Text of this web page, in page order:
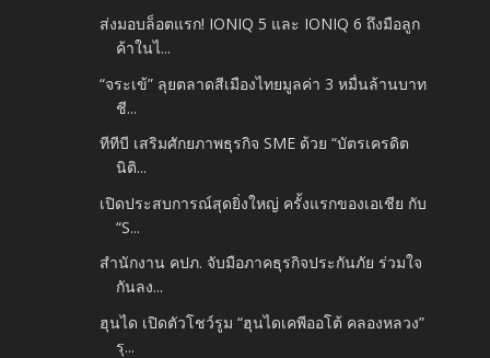
ส่งมอบล็อตแรก! IONIQ 5 และ IONIQ 6 ถึงมือลูก
ค้าในไ...
“จระเข้” ลุยตลาดสีเมืองไทยมูลค่า 3 หมื่นล้านบาท
ชี...
ทีทีบี เสริมศักยภาพธุรกิจ SME ด้วย “บัตรเครดิต
นิติ...
เปิดประสบการณ์สุดยิ่งใหญ่ ครั้งแรกของเอเชีย กับ
“S...
สำนักงาน คปภ. จับมือภาคธุรกิจประกันภัย ร่วมใจ
กันลง...
ฮุนได เปิดตัวโชว์รูม “ฮุนไดเคพีออโต้ คลองหลวง”
รุ...